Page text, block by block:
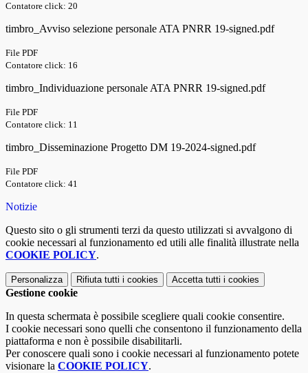
Contatore click: 20
timbro_Avviso selezione personale ATA PNRR 19-signed.pdf
File PDF
Contatore click: 16
timbro_Individuazione personale ATA PNRR 19-signed.pdf
File PDF
Contatore click: 11
timbro_Disseminazione Progetto DM 19-2024-signed.pdf
File PDF
Contatore click: 41
Notizie
Questo sito o gli strumenti terzi da questo utilizzati si avvalgono di
cookie necessari al funzionamento ed utili alle finalità illustrate nella
COOKIE POLICY.
Personalizza Rifiuta tutti i cookies Accetta tutti i cookies
Gestione cookie
In questa schermata è possibile scegliere quali cookie consentire.
I cookie necessari sono quelli che consentono il funzionamento della
piattaforma e non è possibile disabilitarli.
Per conoscere quali sono i cookie necessari al funzionamento potete
visionare la COOKIE POLICY.